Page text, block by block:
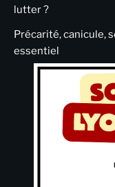
lutter ?
Précarité, canicule,
essentiel